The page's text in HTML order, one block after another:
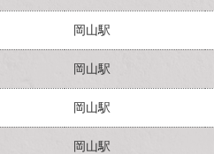
岡山駅
岡山駅
岡山駅
岡山駅